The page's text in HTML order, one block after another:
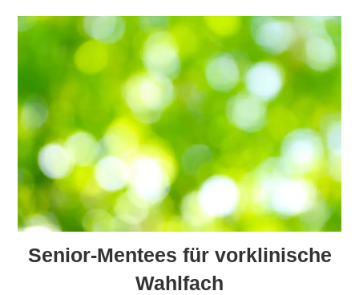
Senior-Mentees für vorklinische
Wahlfach